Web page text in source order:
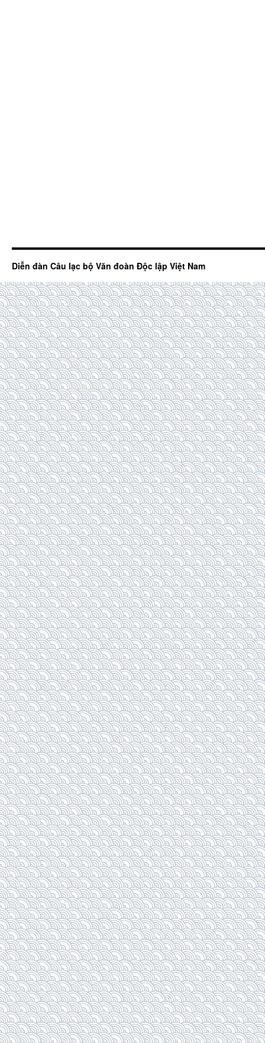
Diễn đàn Câu lạc bộ Văn đoàn Độc lập Việt Nam